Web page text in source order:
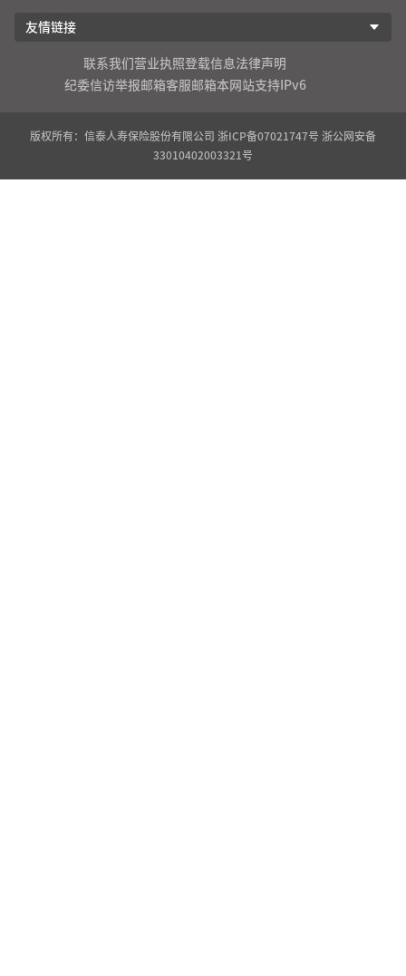
友情链接
联系我们 营业执照登载信息法律声明
纪委信访举报邮箱客服邮箱本网站支持IPv6
版权所有：信泰人寿保险股份有限公司 浙ICP备07021747号 浙公网安备
33010402003321号